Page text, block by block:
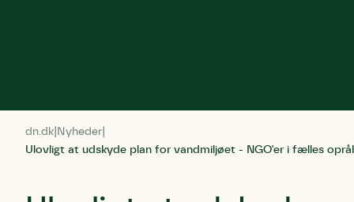
dn.dk Nyheder
Ulovligt at udskyde plan for vandmiljøet - NGO'er i fælles